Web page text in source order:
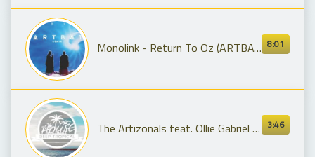
8:01
Monolink - Return To Oz (ARTBAT Remix)
3:46
The Artizonals feat. Ollie Gabriel - River Run